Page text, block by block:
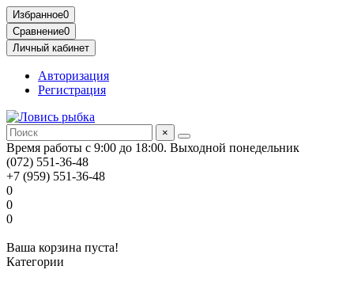
Избранное0
Сравнение0
Личный кабинет
Авторизация
Регистрация
×
Время работы с 9:00 до 18:00. Выходной понедельник
(072) 551-36-48
+7 (959) 551-36-48
0
0
0
Ваша корзина пуста!
Категории